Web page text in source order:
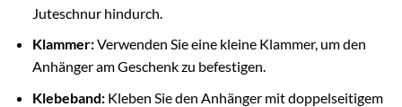
Juteschnur hindurch.
Klammer:Verwenden Sie eine kleine Klammer, um den
Anhänger am Geschenk zu befestigen.
Klebeband:Kleben Sie den Anhänger mit doppelseitigem